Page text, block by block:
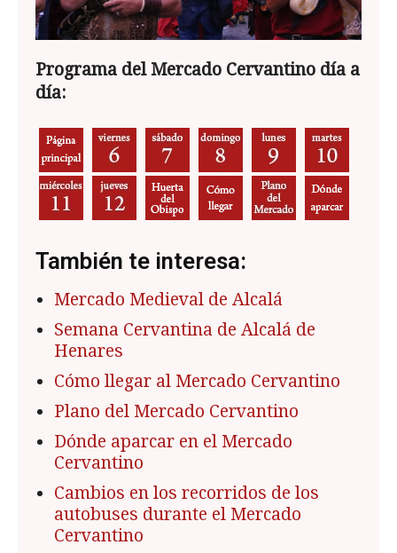
Programa del Mercado Cervantino día a
día:
También te interesa:
Mercado Medieval de Alcalá
Semana Cervantina de Alcalá de
Henares
Cómo llegar al Mercado Cervantino
Plano del Mercado Cervantino
Dónde aparcar en el Mercado
Cervantino
Cambios en los recorridos de los
autobuses durante el Mercado
Cervantino